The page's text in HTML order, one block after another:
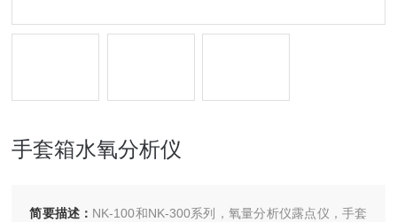
手套箱水氧分析仪
简要描述： NK-100和NK-300系列，氧量分析仪露点仪，手套